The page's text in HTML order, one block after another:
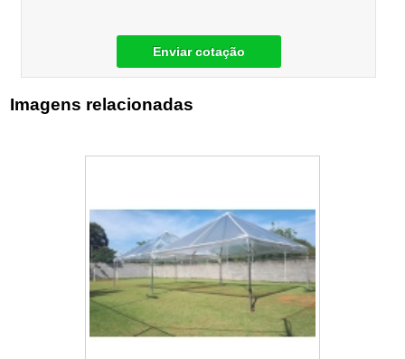
Enviar cotação
Imagens relacionadas